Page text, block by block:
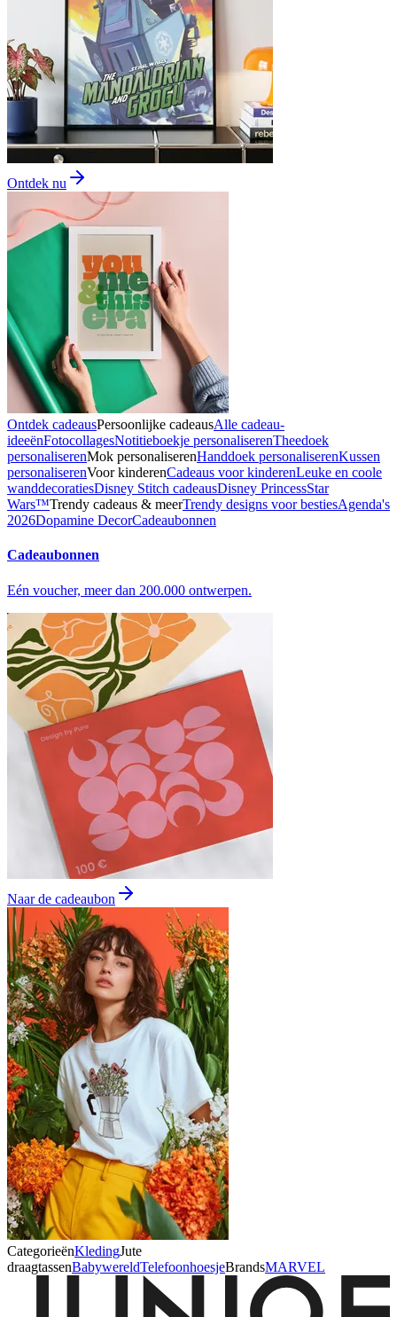
Ontdek nu
Ontdek cadeausPersoonlijke cadeausAlle cadeau-
ideeënFotocollagesNotitieboekje personaliserenTheedoek
personaliserenMok personaliserenHanddoek personaliserenKussen
personaliserenVoor kinderenCadeaus voor kinderenLeuke en coole
wanddecoratiesDisney Stitch cadeausDisney PrincessStar
Wars™Trendy cadeaus & meerTrendy designs voor bestiesAgenda's
2026Dopamine DecorCadeaubonnen
Cadeaubonnen
Eén voucher, meer dan 200.000 ontwerpen.
Naar de cadeaubon
CategorieënKledingJute
draagtassenBabywereldTelefoonhoesjeBrandsMARVEL